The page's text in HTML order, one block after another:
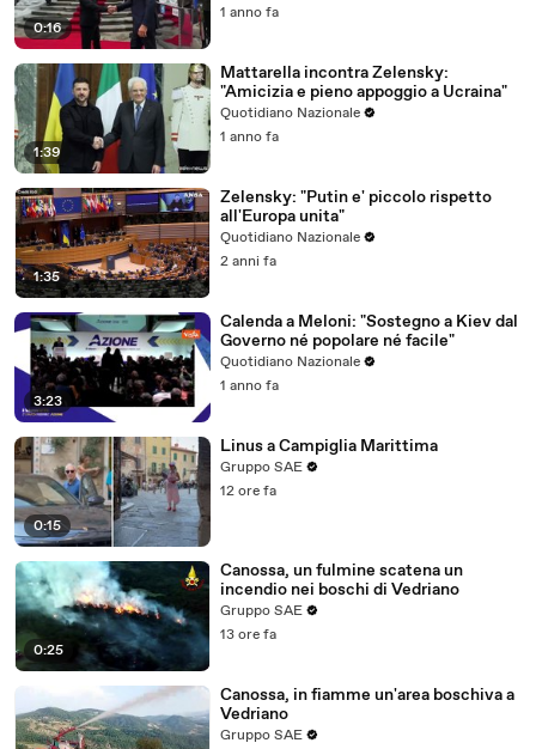
0:16
1 anno fa
1:39
Mattarella incontra Zelensky:
"Amicizia e pieno appoggio a Ucraina"
Quotidiano Nazionale
1 anno fa
1:35
Zelensky: "Putin e' piccolo rispetto
all'Europa unita"
Quotidiano Nazionale
2 anni fa
3:23
Calenda a Meloni: "Sostegno a Kiev dal
Governo né popolare né facile"
Quotidiano Nazionale
1 anno fa
0:15
Linus a Campiglia Marittima
Gruppo SAE
12 ore fa
0:25
Canossa, un fulmine scatena un
incendio nei boschi di Vedriano
Gruppo SAE
13 ore fa
Canossa, in fiamme un'area boschiva a
Vedriano
Gruppo SAE